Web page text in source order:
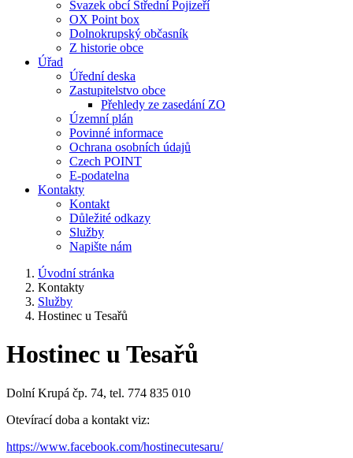
Svazek obcí Střední Pojizeří
OX Point box
Dolnokrupský občasník
Z historie obce
Úřad
Úřední deska
Zastupitelstvo obce
Přehledy ze zasedání ZO
Územní plán
Povinné informace
Ochrana osobních údajů
Czech POINT
E-podatelna
Kontakty
Kontakt
Důležité odkazy
Služby
Napište nám
Úvodní stránka
Kontakty
Služby
Hostinec u Tesařů
Hostinec u Tesařů
Dolní Krupá čp. 74, tel. 774 835 010
Otevírací doba a kontakt viz:
https://www.facebook.com/hostinecutesaru/